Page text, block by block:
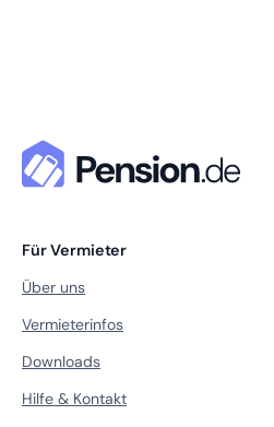
Für Vermieter
Über uns
Vermieterinfos
Downloads
Hilfe & Kontakt